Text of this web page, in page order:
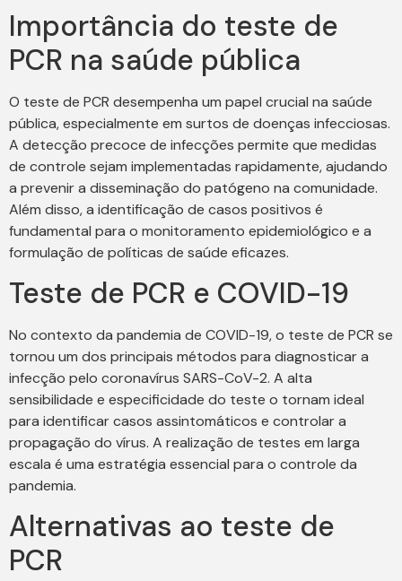
Importância do teste de
PCR na saúde pública
O teste de PCR desempenha um papel crucial na saúde
pública, especialmente em surtos de doenças infecciosas.
A detecção precoce de infecções permite que medidas
de controle sejam implementadas rapidamente, ajudando
a prevenir a disseminação do patógeno na comunidade.
Além disso, a identificação de casos positivos é
fundamental para o monitoramento epidemiológico e a
formulação de políticas de saúde eficazes.
Teste de PCR e COVID-19
No contexto da pandemia de COVID-19, o teste de PCR se
tornou um dos principais métodos para diagnosticar a
infecção pelo coronavírus SARS-CoV-2. A alta
sensibilidade e especificidade do teste o tornam ideal
para identificar casos assintomáticos e controlar a
propagação do vírus. A realização de testes em larga
escala é uma estratégia essencial para o controle da
pandemia.
Alternativas ao teste de
PCR